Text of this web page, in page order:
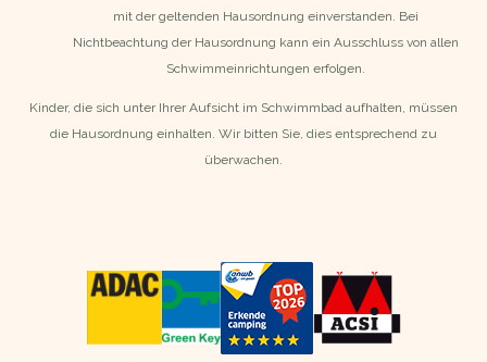
mit der geltenden Hausordnung einverstanden. Bei
Nichtbeachtung der Hausordnung kann ein Ausschluss von allen
Schwimmeinrichtungen erfolgen.
Kinder, die sich unter Ihrer Aufsicht im Schwimmbad aufhalten, müssen
die Hausordnung einhalten. Wir bitten Sie, dies entsprechend zu
überwachen.